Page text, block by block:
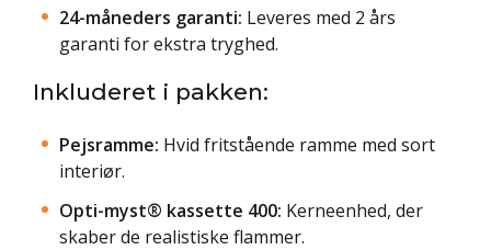
24-måneders garanti: Leveres med 2 års
garanti for ekstra tryghed.
Inkluderet i pakken:
Pejsramme: Hvid fritstående ramme med sort
interiør.
Opti-myst® kassette 400: Kerneenhed, der
skaber de realistiske flammer.